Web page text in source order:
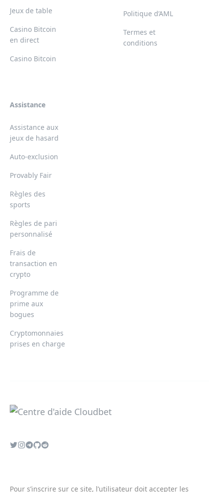
Jeux de table
Casino Bitcoin
en direct
Casino Bitcoin
Politique d’AML
Termes et
conditions
Assistance
Assistance aux
jeux de hasard
Auto-exclusion
Provably Fair
Règles des
sports
Règles de pari
personnalisé
Frais de
transaction en
crypto
Programme de
prime aux
bogues
Cryptomonnaies
prises en charge
Pour s’inscrire sur ce site, l’utilisateur doit accepter les